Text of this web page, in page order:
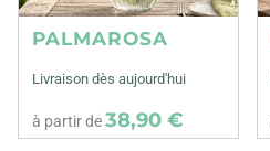
PALMAROSA
Livraison dès aujourd'hui
à partir de38,90 €